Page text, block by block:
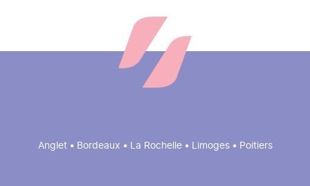
Anglet • Bordeaux • La Rochelle • Limoges • Poitiers